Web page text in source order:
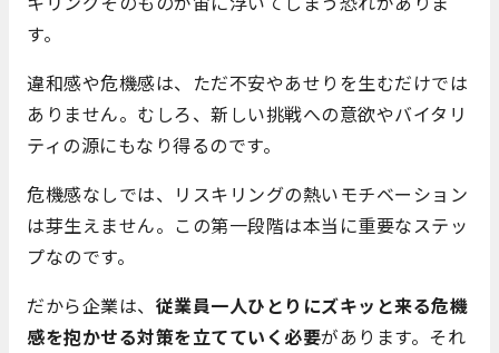
す。
違和感や危機感は、ただ不安やあせりを生むだけでは
ありません。むしろ、新しい挑戦への意欲やバイタリ
ティの源にもなり得るのです。
危機感なしでは、リスキリングの熱いモチベーション
は芽生えません。この第一段階は本当に重要なステッ
プなのです。
だから企業は、 従業員一人ひとりにズキッと来る危機
感を抱かせる対策を立てていく必要があります。それ